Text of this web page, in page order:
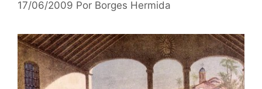
17/06/2009 Por Borges Hermida